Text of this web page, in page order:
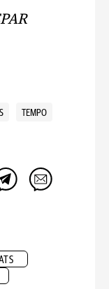
TEMPO